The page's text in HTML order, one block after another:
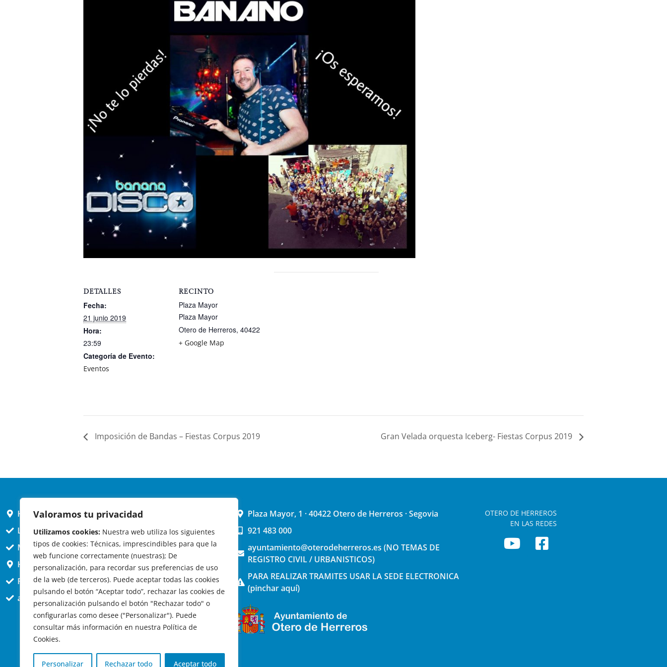
Valoramos tu privacidad
Utilizamos cookies: Nuestra web utiliza los siguientes
tipos de cookies: Técnicas, imprescindibles para que la
web funcione correctamente (nuestras); De
personalización, para recordar sus preferencias de uso
de la web (de terceros). Puede aceptar todas las cookies
pulsando el botón “Aceptar todo”, rechazar las cookies de
personalización pulsando el botón "Rechazar todo" o
configurarlas como desee ("Personalizar"). Puede
consultar más información en nuestra Política de
Cookies.
Personalizar Rechazar todo Aceptar todo
DETALLES
Fecha:
21 junio 2019
Hora:
23:59
Categoría de Evento:
Eventos
RECINTO
Plaza Mayor
Plaza Mayor
Otero de Herreros, 40422
+ Google Map
Imposición de Bandas – Fiestas Corpus 2019 Gran Velada orquesta Iceberg- Fiestas Corpus 2019
HORARIO AYUNTAMIENTO
L,X,J,V 9 a 14h
MARTES cerrado atención presencial
HORARIO ARQUITECTO
Presencial jueves 12h a 14:30
att. telefónica jueves 10 a 14:30h.
Plaza Mayor, 1 · 40422 Otero de Herreros · Segovia
921 483 000
ayuntamiento@oterodeherreros.es (NO TEMAS DE
REGISTRO CIVIL / URBANISTICOS)
PARA REALIZAR TRAMITES USAR LA SEDE ELECTRONICA
(pinchar aquí)
OTERO DE HERREROS
EN LAS REDES